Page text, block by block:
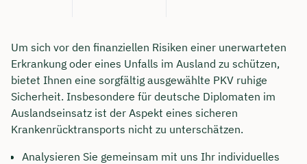
Um sich vor den finanziellen Risiken einer unerwarteten
Erkrankung oder eines Unfalls im Ausland zu schützen,
bietet Ihnen eine sorgfältig ausgewählte PKV ruhige
Sicherheit. Insbesondere für deutsche Diplomaten im
Auslandseinsatz ist der Aspekt eines sicheren
Krankenrücktransports nicht zu unterschätzen.
Analysieren Sie gemeinsam mit uns Ihr individuelles